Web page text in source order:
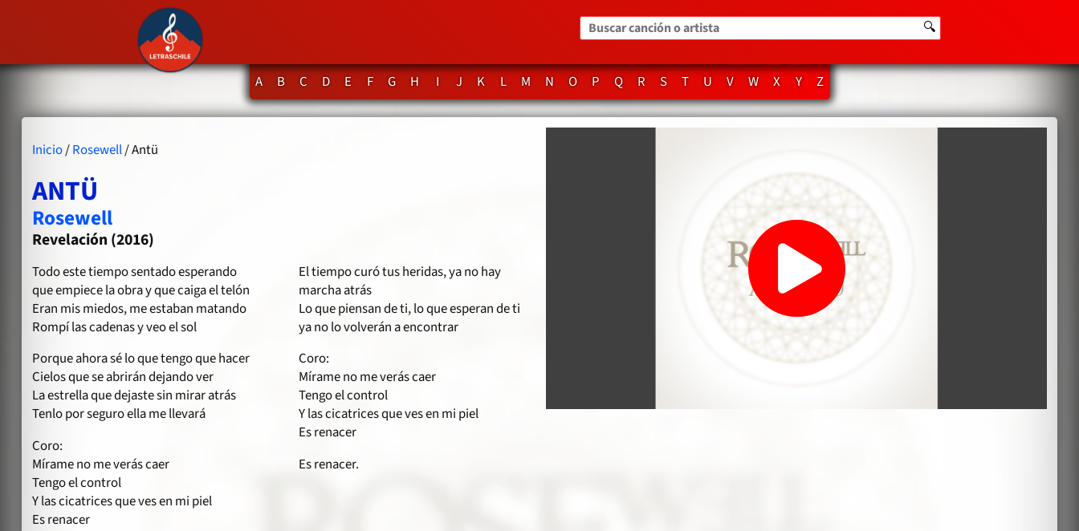
Buscar canción o artista 🔍
A B C D E F G H I J K L M N O P Q R S T U V W X Y Z
Inicio/Rosewell/ Antü
ANTÜ
Rosewell
Revelación (2016)
Todo este tiempo sentado esperando
que empiece la obra y que caiga el telón
Eran mis miedos, me estaban matando
Rompí las cadenas y veo el sol
Porque ahora sé lo que tengo que hacer
Cielos que se abrirán dejando ver
La estrella que dejaste sin mirar atrás
Tenlo por seguro ella me llevará
Coro:
Mírame no me verás caer
Tengo el control
Y las cicatrices que ves en mi piel
Es renacer
El tiempo curó tus heridas, ya no hay
marcha atrás
Lo que piensan de ti, lo que esperan de ti
ya no lo volverán a encontrar
Coro:
Mírame no me verás caer
Tengo el control
Y las cicatrices que ves en mi piel
Es renacer
Es renacer.